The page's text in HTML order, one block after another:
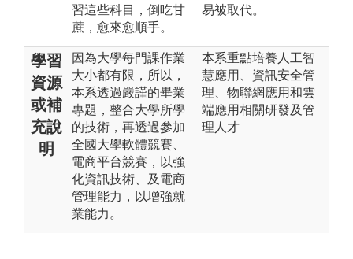
習這些科目，倒吃甘
蔗，愈來愈順手。
易被取代。
學習
資源
或補
充說
明
因為大學每門課作業
大小都有限，所以，
本系透過嚴謹的畢業
專題，整合大學所學
的技術，再透過參加
全國大學軟體競賽、
電商平台競賽，以強
化資訊技術、及電商
管理能力，以增強就
業能力。
本系重點培養人工智
慧應用、資訊安全管
理、物聯網應用和雲
端應用相關研發及管
理人才